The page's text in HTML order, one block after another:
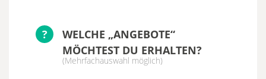
?
WELCHE „ANGEBOTE“
MÖCHTEST DU ERHALTEN?
(Mehrfachauswahl möglich)